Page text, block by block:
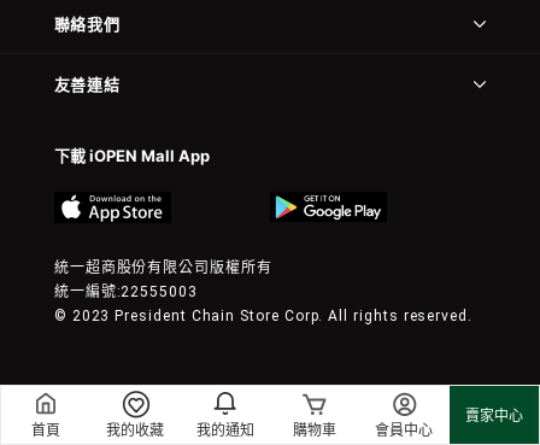
首頁 我的收藏 我的通知 購物車 會員中心
賣家中心
聯絡我們
友善連結
下載 iOPEN Mall App
統一超商股份有限公司版權所有
統一編號:22555003
© 2023 President Chain Store Corp. All rights reserved.